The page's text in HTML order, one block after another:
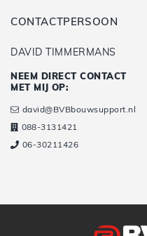
CONTACTPERSOON
DAVID TIMMERMANS
NEEM DIRECT CONTACT
MET MIJ OP:
david@BVBbouwsupport.nl
088-3131421
06-30211426